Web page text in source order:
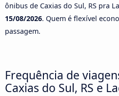
ônibus de Caxias do Sul, RS pra
15/08/2026. Quem é flexível
passagem.
Frequência de
Caxias do Sul, RS e